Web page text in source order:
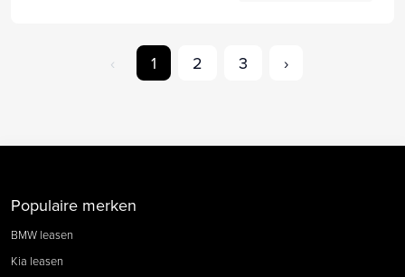
‹ 1 2 3 ›
Populaire merken
BMW leasen
Kia leasen